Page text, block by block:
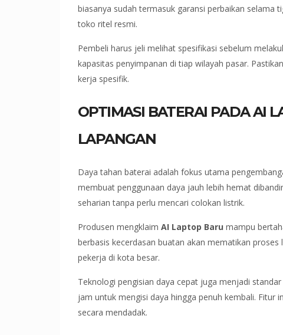
biasanya sudah termasuk garansi perbaikan selama
toko ritel resmi.
Pembeli harus jeli melihat spesifikasi sebelum
kapasitas penyimpanan di tiap wilayah pasar.
kerja spesifik.
OPTIMASI BATERAI PADA AI
LAPANGAN
Daya tahan baterai adalah fokus utama
membuat penggunaan daya jauh lebih hemat
seharian tanpa perlu mencari colokan listrik.
Produsen mengklaim AI Laptop Baru mampu
berbasis kecerdasan buatan akan mematikan
pekerja di kota besar.
Teknologi pengisian daya cepat juga menjadi
jam untuk mengisi daya hingga penuh kembali.
secara mendadak.